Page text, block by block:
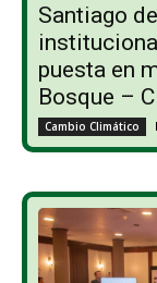
Santiago
puesta en
Bosque –
Cambio Climático